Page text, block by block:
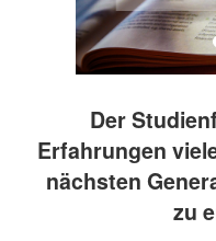
Der
Erfahrungen
nächsten
zu